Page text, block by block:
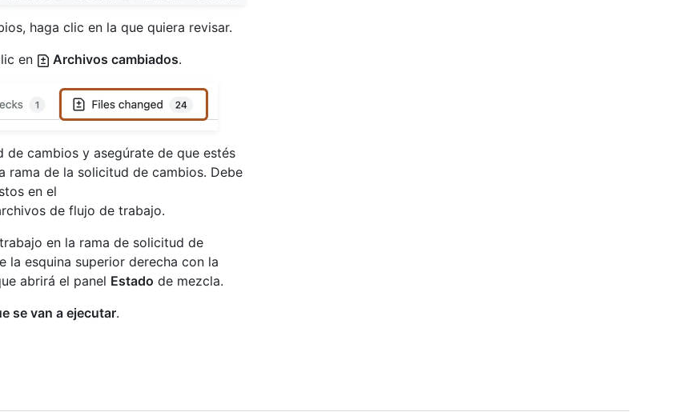
haga clic en la que quiera revisar.
en
Archivos cambiados.
cambios y asegúrate de que estés
rama de la solicitud de cambios. Debe
en el
de flujo de trabajo.
en la rama de solicitud de
la esquina superior derecha con la
abrirá el panel Estado de mezcla.
se van a ejecutar.